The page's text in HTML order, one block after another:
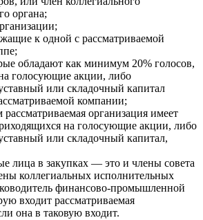
органа;
к одной с рассматриваемой
обладают как минимум 20% голосов,
голосующие акции, либо
или складочный капитал
компании;
организация имеет
на голосующие акции, либо
или складочный капитал,
лица в закупках — это и члены совета
коллегиальных исполнительных
финансово-промышленной
входит рассматриваемая
она в таковую входит.